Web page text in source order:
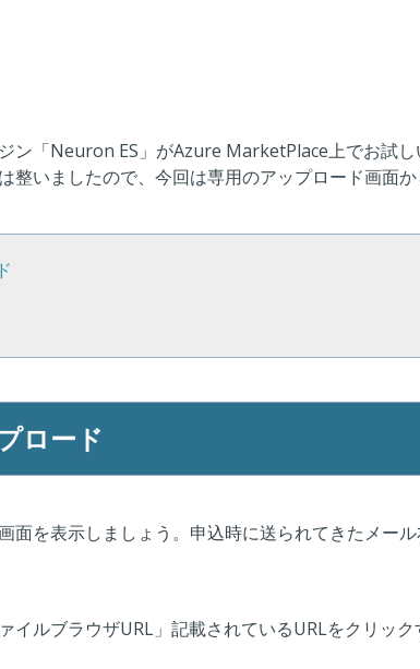
わ
ン「Neuron ES」がAzure MarketPlace上でお試
整いましたので、今回は専用のアップロード画面
ロード
面を表示しましょう。申込時に送られてきたメー
イルブラウザURL」記載されているURLをクリッ